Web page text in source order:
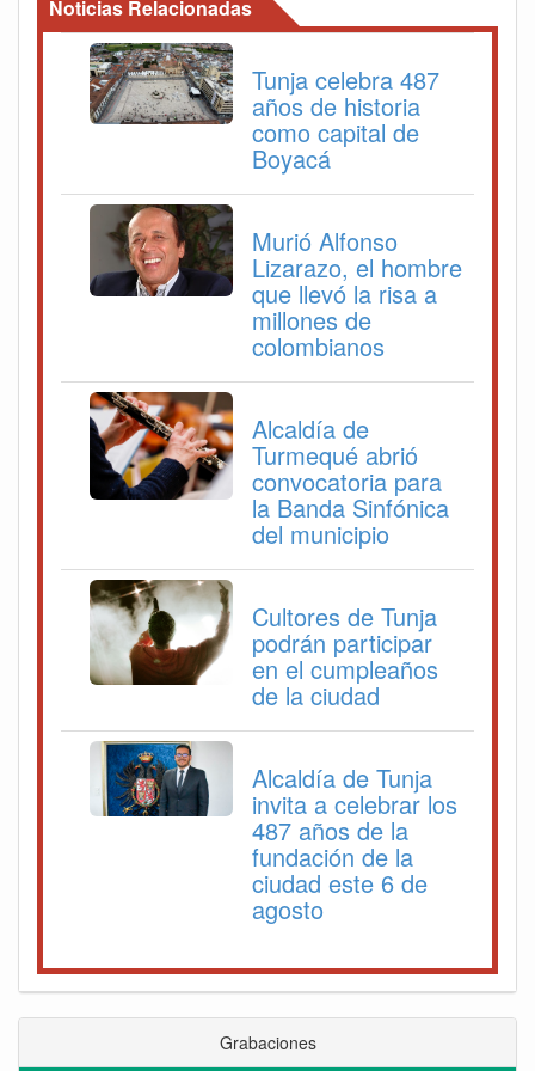
Noticias Relacionadas
Tunja celebra 487
años de historia
como capital de
Boyacá
Murió Alfonso
Lizarazo, el hombre
que llevó la risa a
millones de
colombianos
Alcaldía de
Turmequé abrió
convocatoria para
la Banda Sinfónica
del municipio
Cultores de Tunja
podrán participar
en el cumpleaños
de la ciudad
Alcaldía de Tunja
invita a celebrar los
487 años de la
fundación de la
ciudad este 6 de
agosto
Grabaciones